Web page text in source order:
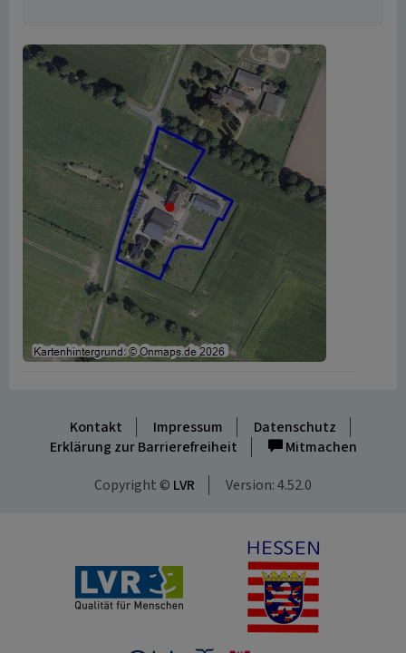
Kontakt Impressum
Datenschutz
Erklärung zur Barrierefreiheit
Mitmachen
Copyright © LVR Version: 4.52.0